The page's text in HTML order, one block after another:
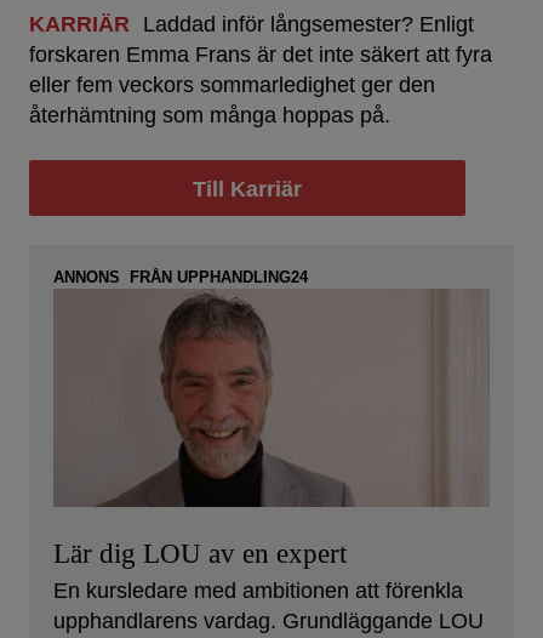
KARRIÄR
Laddad inför långsemester? Enligt
forskaren Emma Frans är det inte säkert att fyra
eller fem veckors sommarledighet ger den
återhämtning som många hoppas på.
Till Karriär
ANNONS FRÅN UPPHANDLING24
Lär dig LOU av en expert
En kursledare med ambitionen att förenkla
upphandlarens vardag. Grundläggande LOU